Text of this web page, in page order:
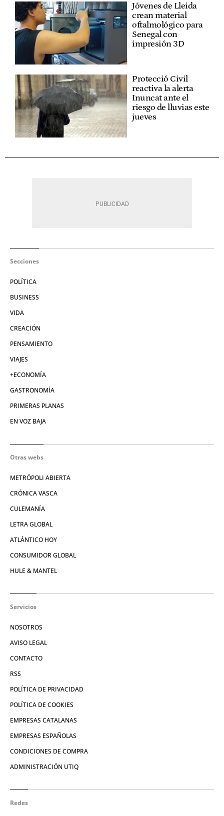
Jóvenes de Lleida
crean material
oftalmológico para
Senegal con
impresión 3D
Protecció Civil
reactiva la alerta
Inuncat ante el
riesgo de lluvias este
jueves
Secciones
POLÍTICA
BUSINESS
VIDA
CREACIÓN
PENSAMIENTO
VIAJES
+ECONOMÍA
GASTRONOMÍA
PRIMERAS PLANAS
EN VOZ BAJA
Otras webs
METRÓPOLI ABIERTA
CRÓNICA VASCA
CULEMANÍA
LETRA GLOBAL
ATLÁNTICO HOY
CONSUMIDOR GLOBAL
HULE & MANTEL
Servicios
NOSOTROS
AVISO LEGAL
CONTACTO
RSS
POLÍTICA DE PRIVACIDAD
POLÍTICA DE COOKIES
EMPRESAS CATALANAS
EMPRESAS ESPAÑOLAS
CONDICIONES DE COMPRA
ADMINISTRACIÓN UTIQ
Redes